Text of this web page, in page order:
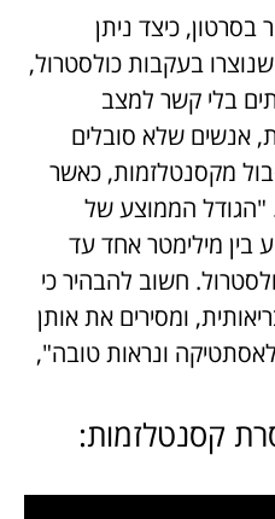
בסרטון, כיצד ניתן
בעקבות כולסטרול,
בלי קשר למצב
אנשים שלא סובלים
מקסנטלזמות, כאשר
"הגודל הממוצע של
בין מילימטר אחד עד
חשוב להבהיר כי
ומסירים את אותן
ונראות טובה",
קסנטלזמות: